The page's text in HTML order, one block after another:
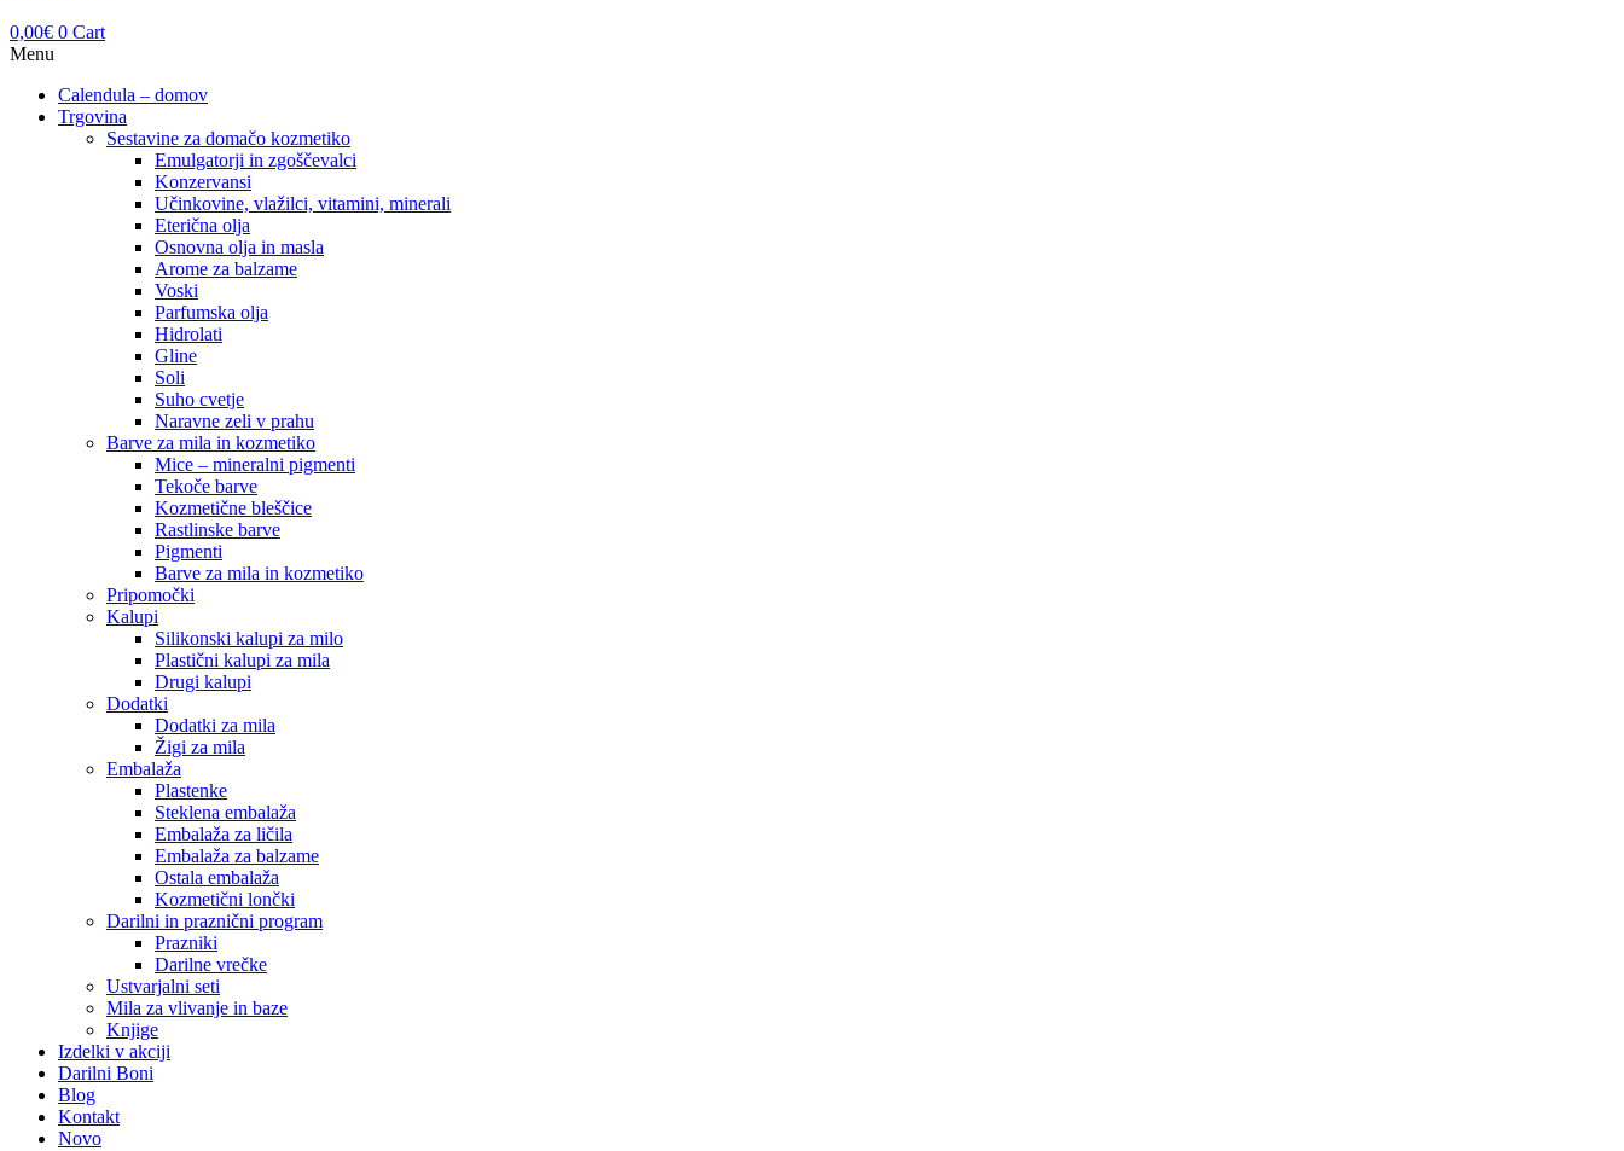
0,00€ 0 Cart
Menu
Calendula – domov
Trgovina
Sestavine za domačo kozmetiko
Emulgatorji in zgoščevalci
Konzervansi
Učinkovine, vlažilci, vitamini, minerali
Eterična olja
Osnovna olja in masla
Arome za balzame
Voski
Parfumska olja
Hidrolati
Gline
Soli
Suho cvetje
Naravne zeli v prahu
Barve za mila in kozmetiko
Mice – mineralni pigmenti
Tekoče barve
Kozmetične bleščice
Rastlinske barve
Pigmenti
Barve za mila in kozmetiko
Pripomočki
Kalupi
Silikonski kalupi za milo
Plastični kalupi za mila
Drugi kalupi
Dodatki
Dodatki za mila
Žigi za mila
Embalaža
Plastenke
Steklena embalaža
Embalaža za ličila
Embalaža za balzame
Ostala embalaža
Kozmetični lončki
Darilni in praznični program
Prazniki
Darilne vrečke
Ustvarjalni seti
Mila za vlivanje in baze
Knjige
Izdelki v akciji
Darilni Boni
Blog
Kontakt
Novo